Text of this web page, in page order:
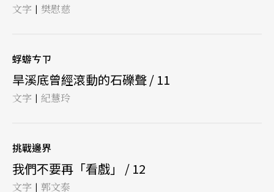
文字 | 樊慰慈
蜉蝣ㄘㄗ
旱溪底曾經滾動的石礫聲 / 11
文字 | 紀慧玲
挑戰邊界
我們不要再「看戲」 / 12
文字 | 郭文泰